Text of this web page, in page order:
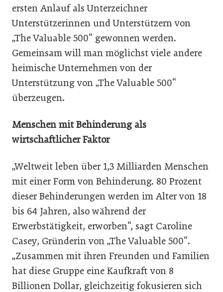
ersten Anlauf als Unterzeichner
Unterstützerinnen und Unterstützern von
„The Valuable 500“ gewonnen werden.
Gemeinsam will man möglichst viele andere
heimische Unternehmen von der
Unterstützung von „The Valuable 500“
überzeugen.
Menschen mit Behinderung als
wirtschaftlicher Faktor
„Weltweit leben über 1,3 Milliarden Menschen
mit einer Form von Behinderung. 80 Prozent
dieser Behinderungen werden im Alter von 18
bis 64 Jahren, also während der
Erwerbstätigkeit, erworben“, sagt Caroline
Casey, Gründerin von „The Valuable 500“.
„Zusammen mit ihren Freunden und Familien
hat diese Gruppe eine Kaufkraft von 8
Billionen Dollar, gleichzeitig fokusieren sich